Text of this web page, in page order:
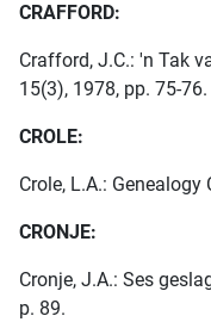
CRAFFORD:
Crafford, J.C.: 'n Tak
15(3), 1978, pp. 75-76.
CROLE:
Crole, L.A.:
CRONJE:
Cronje, J.A.: Ses
p. 89.